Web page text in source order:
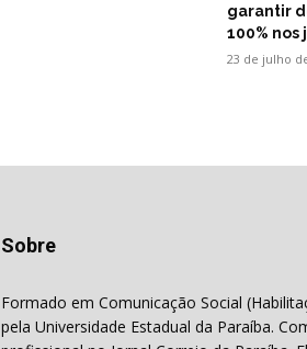
garantir
100%
23 de julho
Sobre
Formado em Comunicação Social
pela Universidade Estadual da Paraíba.